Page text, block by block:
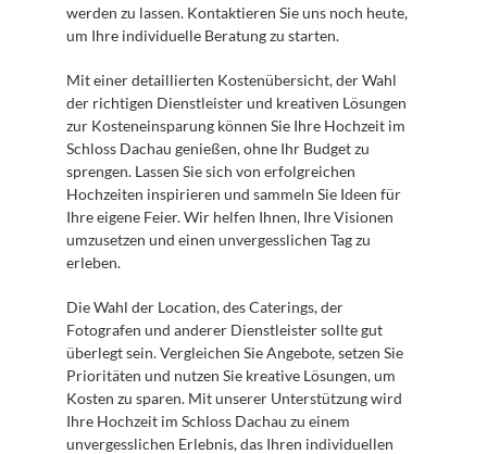
werden zu lassen. Kontaktieren Sie uns noch heute,
um Ihre individuelle Beratung zu starten.
Mit einer detaillierten Kostenübersicht, der Wahl
der richtigen Dienstleister und kreativen Lösungen
zur Kosteneinsparung können Sie Ihre Hochzeit im
Schloss Dachau genießen, ohne Ihr Budget zu
sprengen. Lassen Sie sich von erfolgreichen
Hochzeiten inspirieren und sammeln Sie Ideen für
Ihre eigene Feier. Wir helfen Ihnen, Ihre Visionen
umzusetzen und einen unvergesslichen Tag zu
erleben.
Die Wahl der Location, des Caterings, der
Fotografen und anderer Dienstleister sollte gut
überlegt sein. Vergleichen Sie Angebote, setzen Sie
Prioritäten und nutzen Sie kreative Lösungen, um
Kosten zu sparen. Mit unserer Unterstützung wird
Ihre Hochzeit im Schloss Dachau zu einem
unvergesslichen Erlebnis, das Ihren individuellen